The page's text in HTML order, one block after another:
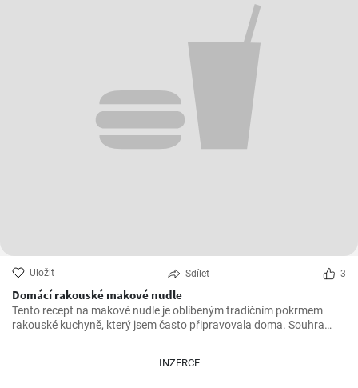
Uložit Sdílet 3
Domácí rakouské makové nudle
Tento recept na makové nudle je oblíbeným tradičním pokrmem
rakouské kuchyně, který jsem často připravovala doma. Souhra
sladkých bramborových knedlíků, křupavého máku a pikantní
INZERCE